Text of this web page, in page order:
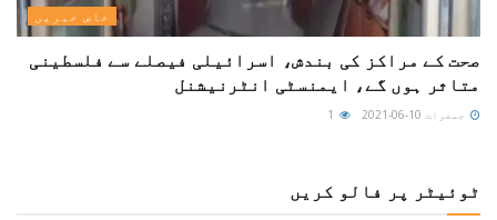
خاص خبریں
صحت کے مراکز کی بندش، اسرائیلی فیصلے سے فلسطینی
متاثر ہوں گے، ایمنسٹی انٹرنیشنل
جمعرات 10-06-2021
ٹوئیٹر پر فالو کریں